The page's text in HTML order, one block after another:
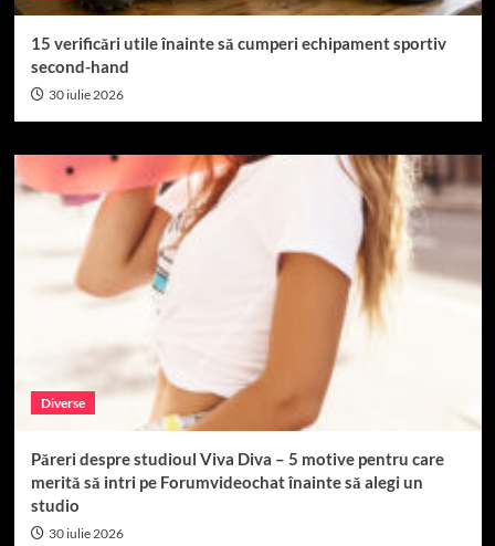
15 verificări utile înainte să cumperi echipament sportiv
second-hand
30 iulie 2026
Diverse
Păreri despre studioul Viva Diva – 5 motive pentru care
merită să intri pe Forumvideochat înainte să alegi un
studio
30 iulie 2026